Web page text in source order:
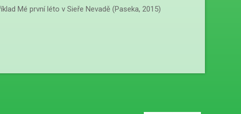
Mé první léto v Sieře Nevadě (Paseka, 2015)